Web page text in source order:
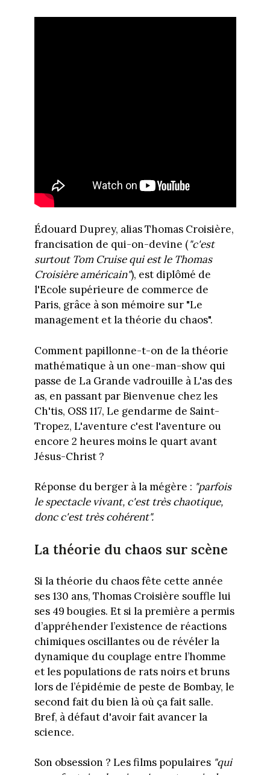
Édouard Duprey, alias Thomas Croisière,
francisation de qui-on-devine ("c'est
surtout Tom Cruise qui est le Thomas
Croisière américain"), est diplômé de
l'Ecole supérieure de commerce de
Paris, grâce à son mémoire sur "Le
management et la théorie du chaos".
Comment papillonne-t-on de la théorie
mathématique à un one-man-show qui
passe de La Grande vadrouille à L'as des
as, en passant par Bienvenue chez les
Ch'tis, OSS 117, Le gendarme de Saint-
Tropez, L'aventure c'est l'aventure ou
encore 2 heures moins le quart avant
Jésus-Christ ?
Réponse du berger à la mégère : "parfois
le spectacle vivant, c'est très chaotique,
donc c'est très cohérent".
La théorie du chaos sur scène
Si la théorie du chaos fête cette année
ses 130 ans, Thomas Croisière souffle lui
ses 49 bougies. Et si la première a permis
d’appréhender l’existence de réactions
chimiques oscillantes ou de révéler la
dynamique du couplage entre l’homme
et les populations de rats noirs et bruns
lors de l’épidémie de peste de Bombay, le
second fait du bien là où ça fait salle.
Bref, à défaut d'avoir fait avancer la
science.
Son obsession ? Les films populaires "qui